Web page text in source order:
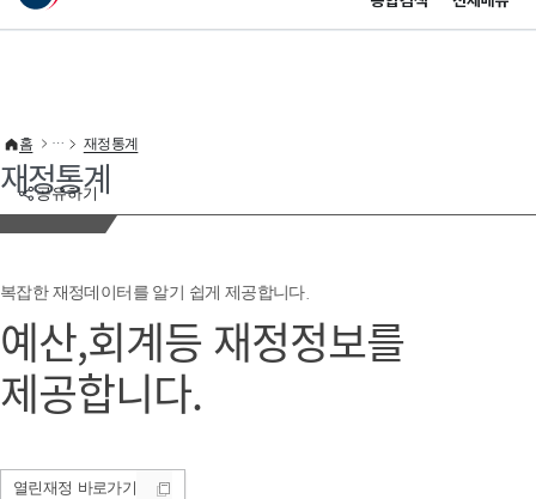
이 누리집은 대한민국 공식 전자정부 누리집입니다.
공유하기
홈 재정통계
재정통계
복잡한 재정데이터를 알기 쉽게 제공합니다.
예산,회계등 재정정보를
제공합니다.
열린재정 바로가기